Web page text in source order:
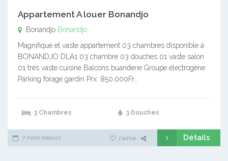
Appartement A louer Bonandjo
Bonandjo Bonandjo
Magnifique et vaste appartement 03 chambres disponible à
BONANDJO DLA1 03 chambre 03 douches 01 vaste salon
01 très vaste cuisine Balcons buanderie Groupe électrogène
Parking forage gardin Prx: 850.000Fr…
3 Chambres 3 Douches
7 mois depuis J'aime Détails